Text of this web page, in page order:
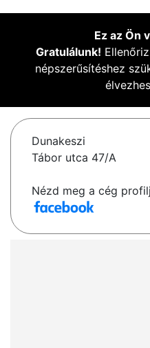
Ez az Ön
Gratulálunk!
népszerűsítéshez
Dunakeszi
Tábor utca 47/A
Nézd meg a cég